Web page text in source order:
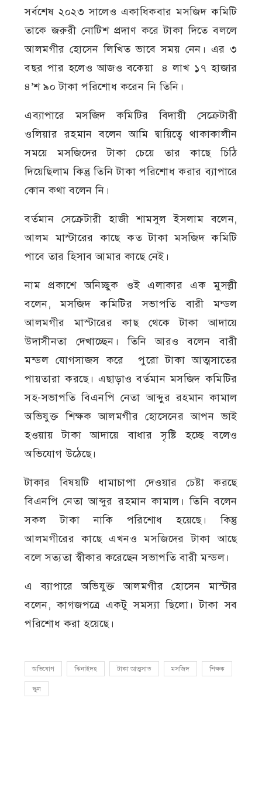
সর্বশেষ ২০২৩ সালেও একাধিকবার মসজিদ কমিটি
তাকে জরুরী নোটিশ প্রদাণ করে টাকা দিতে বললে
আলমগীর হোসেন লিখিত ভাবে সময় নেন। এর ৩
বছর পার হলেও আজও বকেয়া ৪ লাখ ১৭ হাজার
৪’শ ৯০ টাকা পরিশোধ করেন নি তিনি।
এব্যাপারে মসজিদ কমিটির বিদায়ী সেক্রেটারী
ওলিয়ার রহমান বলেন আমি দ্বায়িত্বে থাকাকালীন
সময়ে মসজিদের টাকা চেয়ে তার কাছে চিঠি
দিয়েছিলাম কিন্তু তিনি টাকা পরিশোধ করার ব্যাপারে
কোন কথা বলেন নি।
বর্তমান সেক্রেটারী হাজী শামসুল ইসলাম বলেন,
আলম মাস্টারের কাছে কত টাকা মসজিদ কমিটি
পাবে তার হিসাব আমার কাছে নেই।
নাম প্রকাশে অনিচ্ছুক ওই এলাকার এক মুসল্লী
বলেন, মসজিদ কমিটির সভাপতি বারী মন্ডল
আলমগীর মাস্টারের কাছ থেকে টাকা আদায়ে
উদাসীনতা দেখাচ্ছেন। তিনি আরও বলেন বারী
মন্ডল যোগসাজস করে পুরো টাকা আত্মসাতের
পায়তারা করছে। এছাড়াও বর্তমান মসজিদ কমিটির
সহ-সভাপতি বিএনপি নেতা আব্দুর রহমান কামাল
অভিযুক্ত শিক্ষক আলমগীর হোসেনের আপন ভাই
হওয়ায় টাকা আদায়ে বাধার সৃষ্টি হচ্ছে বলেও
অভিযোগ উঠেছে।
টাকার বিষয়টি ধামাচাপা দেওয়ার চেষ্টা করছে
বিএনপি নেতা আব্দুর রহমান কামাল। তিনি বলেন
সকল টাকা নাকি পরিশোধ হয়েছে। কিন্তু
আলমগীরের কাছে এখনও মসজিদের টাকা আছে
বলে সত্যতা স্বীকার করেছেন সভাপতি বারী মন্ডল।
এ ব্যাপারে অভিযুক্ত আলমগীর হোসেন মাস্টার
বলেন, কাগজপত্রে একটু সমস্যা ছিলো। টাকা সব
পরিশোধ করা হয়েছে।
অভিযোগ ঝিনাইদহ টাকা আত্মসাত মসজিদ শিক্ষক
স্কুল